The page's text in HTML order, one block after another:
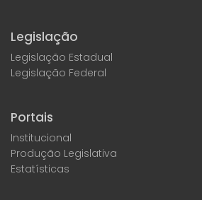
Legislação
Legislação Estadual
Legislação Federal
Portais
Institucional
Produção Legislativa
Estatísticas